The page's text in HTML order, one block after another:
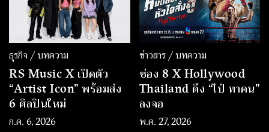
ธุรกิจ / บทความ
RS Music X เปิดตัว
“Artist Icon” พร้อมส่ง
6 ศิลปินใหม่
ก.ค. 6, 2026
ข่าวสาร / บทความ
ช่อง 8 X Hollywood
Thailand ดึง “ไป่ ทาคน”
ลงจอ
พ.ค. 27, 2026